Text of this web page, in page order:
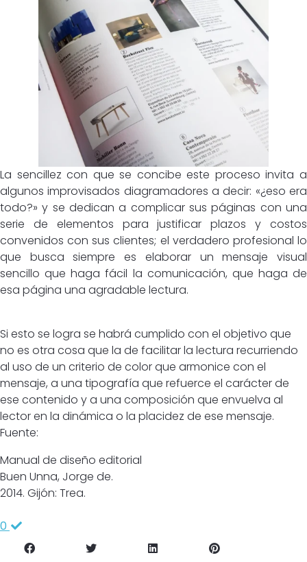
La sencillez con que se concibe este proceso invita a
algunos improvisados diagramadores a decir: «¿eso era
todo?» y se dedican a complicar sus páginas con una
serie de elementos para justificar plazos y costos
convenidos con sus clientes; el verdadero profesional lo
que busca siempre es elaborar un mensaje visual
sencillo que haga fácil la comunicación, que haga de
esa página una agradable lectura.
Si esto se logra se habrá cumplido con el objetivo que
no es otra cosa que la de facilitar la lectura recurriendo
al uso de un criterio de color que armonice con el
mensaje, a una tipografía que refuerce el carácter de
ese contenido y a una composición que envuelva al
lector en la dinámica o la placidez de ese mensaje.
Fuente:
Manual de diseño editorial
Buen Unna, Jorge de.
2014. Gijón: Trea.
0